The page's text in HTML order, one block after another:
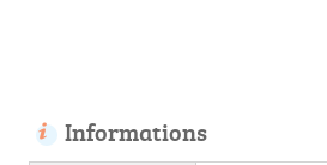
Informations